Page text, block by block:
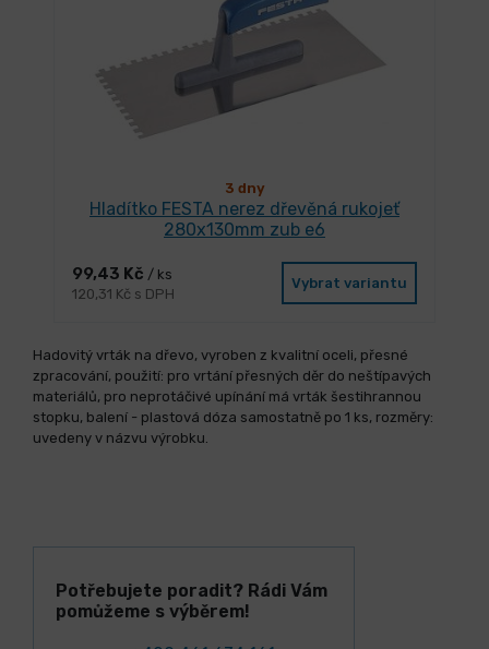
3 dny
Hladítko FESTA nerez dřevěná rukojeť
280x130mm zub e6
99,43 Kč / ks
120,31 Kč s DPH
Vybrat variantu
Hadovitý vrták na dřevo, vyroben z kvalitní oceli, přesné
zpracování, použití: pro vrtání přesných děr do neštípavých
materiálů, pro neprotáčivé upínání má vrták šestihrannou
stopku, balení - plastová dóza samostatně po 1 ks, rozměry:
uvedeny v názvu výrobku.
Potřebujete poradit? Rádi Vám
pomůžeme s výběrem!